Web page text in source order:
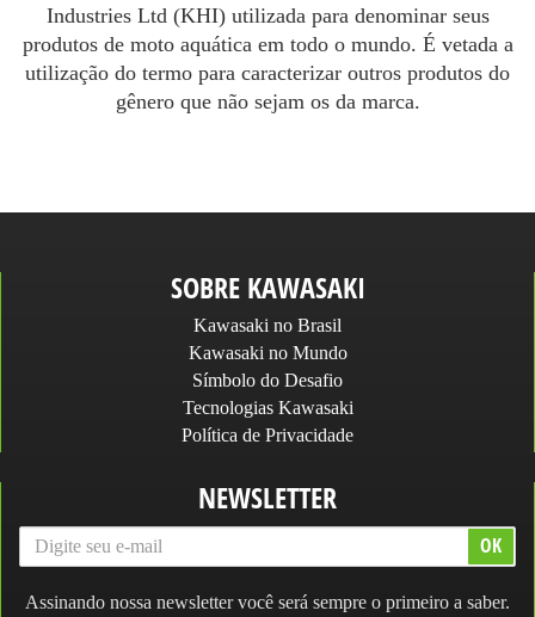
Industries Ltd (KHI) utilizada para denominar seus
produtos de moto aquática em todo o mundo. É vetada a
utilização do termo para caracterizar outros produtos do
gênero que não sejam os da marca.
SOBRE KAWASAKI
Kawasaki no Brasil
Kawasaki no Mundo
Símbolo do Desafio
Tecnologias Kawasaki
Política de Privacidade
NEWSLETTER
Assinando nossa newsletter você será sempre o primeiro a saber.